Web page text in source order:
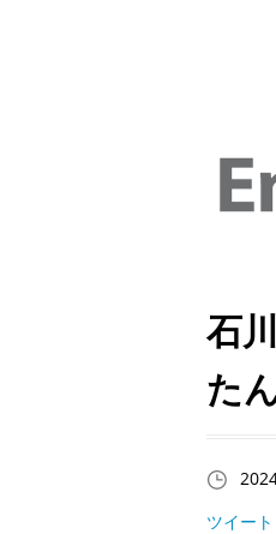
石
た
ツイート